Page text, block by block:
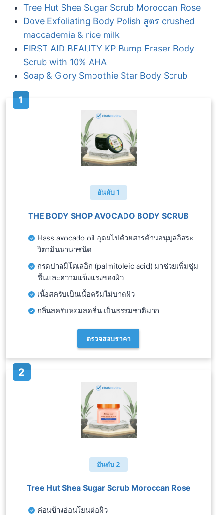
Tree Hut Shea Sugar Scrub Moroccan Rose
Dove Exfoliating Body Polish สูตร crushed
maccademia & rice milk
FIRST AID BEAUTY KP Bump Eraser Body
Scrub with 10% AHA
Soap & Glory Smoothie Star Body Scrub
อันดับ 1
THE BODY SHOP AVOCADO BODY SCRUB
Hass avocado oil อุดมไปด้วยสารต้านอนุมูลอิสระ
วิตามินนานาชนิด
กรดปาลมิโตเลอิก (palmitoleic acid) มาช่วยเพิ่มชุ่ม
ชื้นและความแข็งแรงของผิว
เนื้อสครับเป็นเนื้อครีมไม่บาดผิว
กลิ่นสครับหอมสดชื่น เป็นธรรมชาติมาก
ตรวจสอบราคา
อันดับ 2
Tree Hut Shea Sugar Scrub Moroccan Rose
ค่อนข้างอ่อนโยนต่อผิว